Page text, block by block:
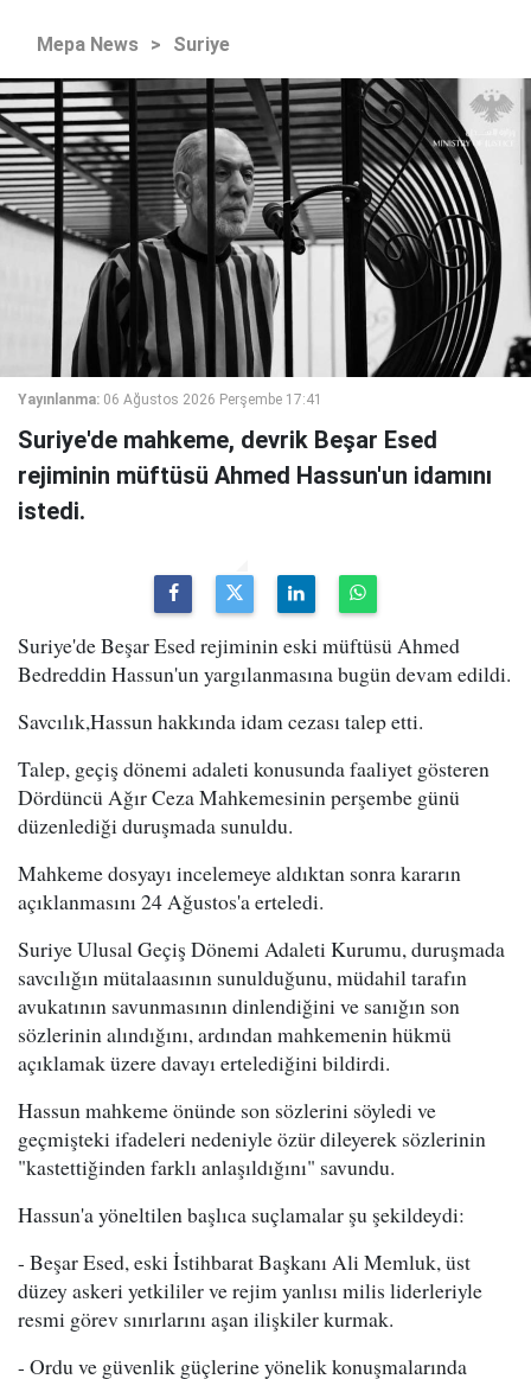
Mepa News > Suriye
Yayınlanma: 06 Ağustos 2026 Perşembe 17:41
Suriye'de mahkeme, devrik Beşar Esed
rejiminin müftüsü Ahmed Hassun'un idamını
istedi.
Suriye'de Beşar Esed rejiminin eski müftüsü Ahmed
Bedreddin Hassun'un yargılanmasına bugün devam edildi.
Savcılık,Hassun hakkında idam cezası talep etti.
Talep, geçiş dönemi adaleti konusunda faaliyet gösteren
Dördüncü Ağır Ceza Mahkemesinin perşembe günü
düzenlediği duruşmada sunuldu.
Mahkeme dosyayı incelemeye aldıktan sonra kararın
açıklanmasını 24 Ağustos'a erteledi.
Suriye Ulusal Geçiş Dönemi Adaleti Kurumu, duruşmada
savcılığın mütalaasının sunulduğunu, müdahil tarafın
avukatının savunmasının dinlendiğini ve sanığın son
sözlerinin alındığını, ardından mahkemenin hükmü
açıklamak üzere davayı ertelediğini bildirdi.
Hassun mahkeme önünde son sözlerini söyledi ve
geçmişteki ifadeleri nedeniyle özür dileyerek sözlerinin
"kastettiğinden farklı anlaşıldığını" savundu.
Hassun'a yöneltilen başlıca suçlamalar şu şekildeydi:
- Beşar Esed, eski İstihbarat Başkanı Ali Memluk, üst
düzey askeri yetkililer ve rejim yanlısı milis liderleriyle
resmi görev sınırlarını aşan ilişkiler kurmak.
- Ordu ve güvenlik güçlerine yönelik konuşmalarında